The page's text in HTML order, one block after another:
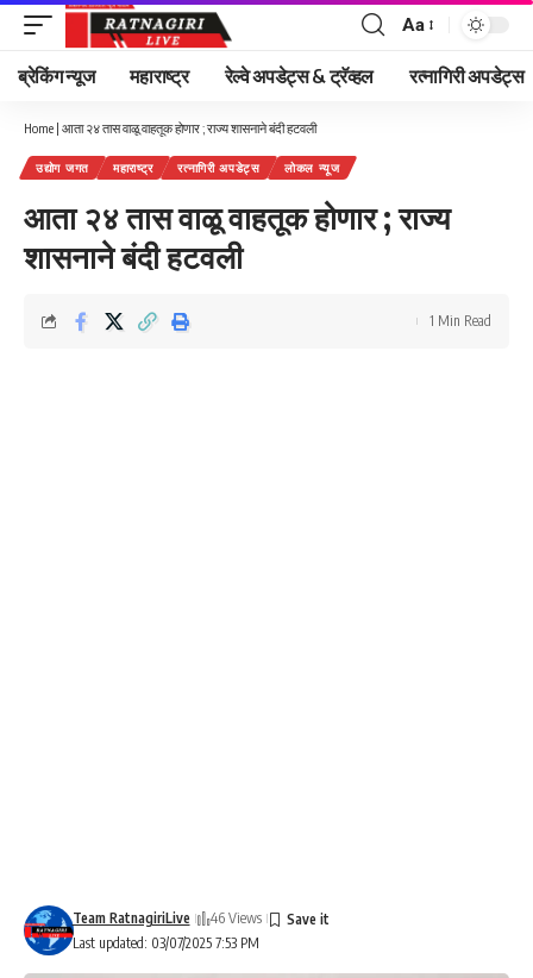
Font
Resizer
Aa
ब्रेकिंग न्यूज महाराष्ट्र रेल्वे अपडेट्स & ट्रॅव्हल रत्नागिरी अपडेट्स
Home | आता २४ तास वाळू वाहतूक होणार ; राज्य शासनाने बंदी हटवली
उद्योग जगत महाराष्ट्र रत्नागिरी अपडेट्स लोकल न्यूज
आता २४ तास वाळू वाहतूक होणार ; राज्य
शासनाने बंदी हटवली
Last updated: 03/07/2025 7:53 PM
Team RatnagiriLive 46 Views
1 Min Read